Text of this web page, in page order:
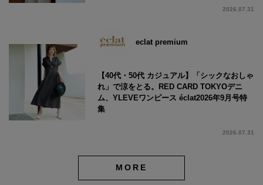
2026.07.31
eclat premium
【40代・50代 カジュアル】「シックなおしゃ
れ」で涼をとる。RED CARD TOKYOデニ
ム、YLEVEワンピース éclat2026年9月号特
集
2026.07.31
MORE